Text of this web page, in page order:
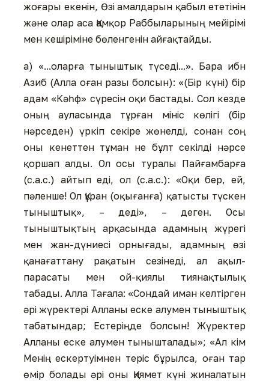
жоғары екенін, Өзі амалдарын қабыл ететінін
және олар аса Қамқор Раббыларының мейірімі
мен кешіріміне бөленгенін айғақтайды.
а) «...оларға тыныштық түседі...». Бара ибн
Азиб (Алла оған разы болсын): «(Бір күні) бір
адам «Кәһф» сүресін оқи бастады. Сол кезде
оның ауласында тұрған мініс көлігі (бір
нәрседен) үркіп секіре жөнелді, сонан соң
оны кенеттен тұман не бұлт секілді нәрсе
қоршап алды. Ол осы туралы Пайғамбарға
(с.а.с.) айтып еді, ол (с.а.с.): «Оқи бер, ей,
пәленше! Ол Құран (оқығанға) қатысты түскен
тыныштық», – деді», – деген. Осы
тыныштықтың арқасында адамның жүрегі
мен жан-дүниесі орнығады, адамның өзі
қанағаттану рақатын сезінеді, ал ақыл-
парасаты мен ой-қиялы тиянақтылық
табады. Алла Тағала: «Сондай иман келтірген
әрі жүректері Алланы еске алумен тыныштық
табатындар; Естеріңде болсын! Жүректер
Алланы еске алумен тынышталады»; «Ал кім
Менің ескертуімнен теріс бұрылса, оған тар
өмір болады әрі оны Қиямет күні жиналатын